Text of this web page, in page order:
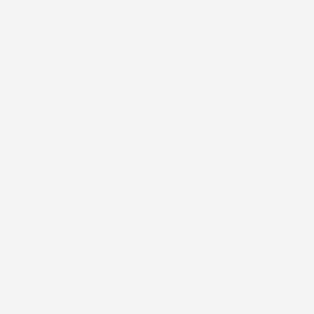
faire un bon coup au classement en allant
d’enfin décrocher cette première
pour leur septième match de la saison.